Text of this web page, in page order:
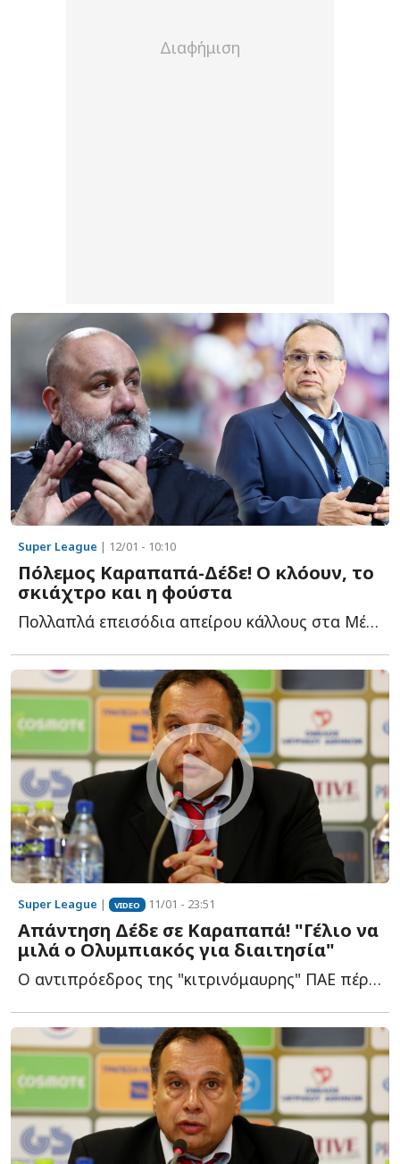
Super League | 12/01 - 10:10
Πόλεμος Καραπαπά-Δέδε! Ο κλόουν, το
σκιάχτρο και η φούστα
Πολλαπλά επεισόδια απείρου κάλλους στα Μέσα Κοινωνικής Δ...
Super League | VIDEO 11/01 - 23:51
Απάντηση Δέδε σε Καραπαπά! "Γέλιο να
μιλά ο Ολυμπιακός για διαιτησία"
Ο αντιπρόεδρος της "κιτρινόμαυρης" ΠΑΕ πέρασε στην α...